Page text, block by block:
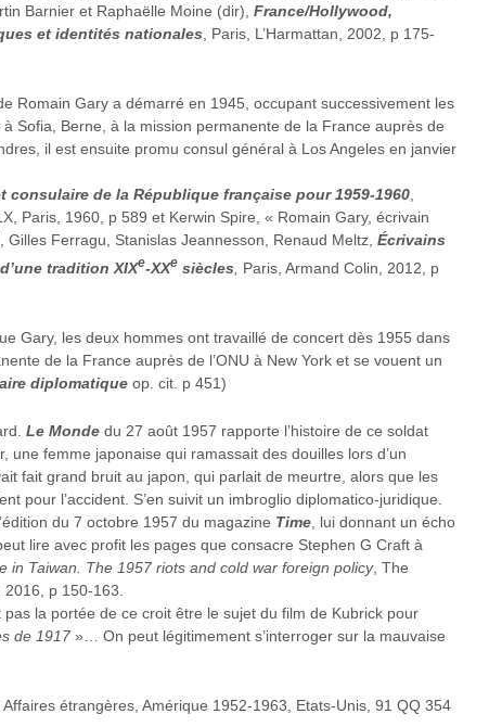
Barnier et Raphaëlle Moine (dir), France/Hollywood,
et identités nationales , Paris, L’Harmattan, 2002, p 175-
Romain Gary a démarré en 1945, occupant successivement les
Sofia, Berne, à la mission permanente de la France auprès de
il est ensuite promu consul général à Los Angeles en janvier
consulaire de la République française pour 1959-1960,
Paris, 1960, p 589 et Kerwin Spire, « Romain Gary, écrivain
Gilles Ferragu, Stanislas Jeannesson, Renaud Meltz, Écrivains
tradition XIXe-XXe siècles Paris, Armand Colin, 2012, p
Gary, les deux hommes ont travaillé de concert dès 1955 dans
de la France auprès de l’ONU à New York et se vouent un
diplomatique op. cit. p 451)
Le Monde du 27 août 1957 rapporte l’histoire de ce soldat
une femme japonaise qui ramassait des douilles lors d’un
fait grand bruit au japon, qui parlait de meurtre, alors que les
pour l’accident. S’en suivit un imbroglio diplomatico-juridique.
du 7 octobre 1957 du magazine Time , lui donnant un écho
lire avec profit les pages que consacre Stephen G Craft à
in Taiwan. The 1957 riots and cold war foreign policy, The
p 150-163.
pas la portée de ce croit être le sujet du film de Kubrick pour
de 1917 »… On peut légitimement s’interroger sur la mauvaise
étrangères, Amérique 1952-1963, Etats-Unis, 91 QQ 354